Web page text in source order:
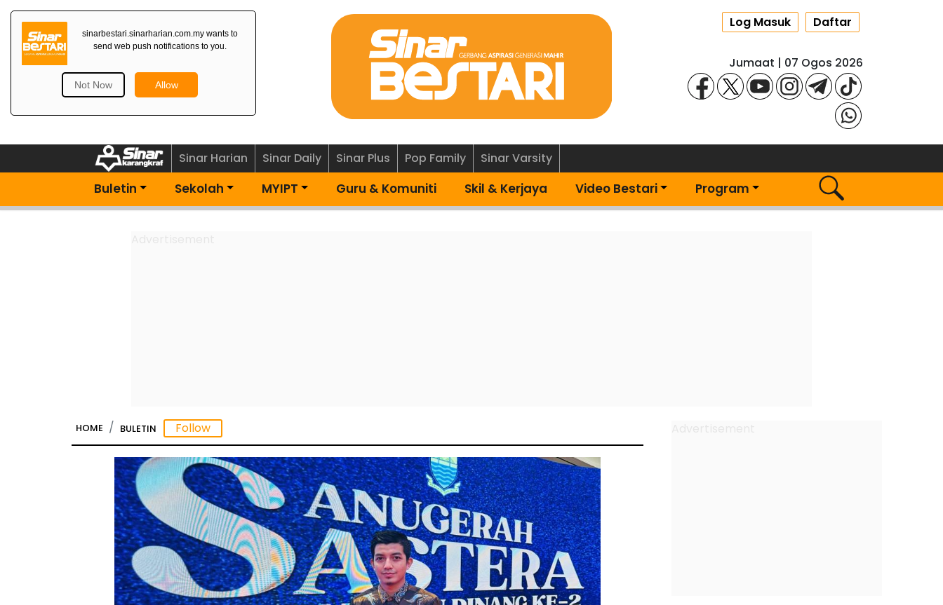
Dapatkan Newsletter
Log Masuk Daftar
Jumaat | 07 Ogos 2026
Sinar Harian Sinar Daily Sinar Plus Pop Family Sinar Varsity
Buletin Sekolah MYIPT Guru & Komuniti Skil & Kerjaya Video Bestari Program
HOME BULETIN